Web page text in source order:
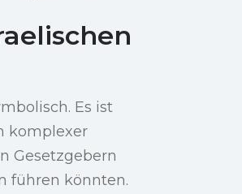
Es ist
komplexer
Gesetzgebern
führen könnten.